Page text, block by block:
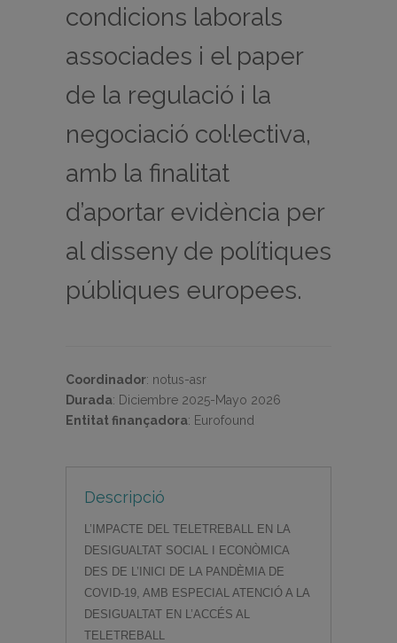
condicions laborals
associades i el paper
de la regulació i la
negociació col·lectiva,
amb la finalitat
d’aportar evidència per
al disseny de polítiques
públiques europees.
Coordinador: notus-asr
Durada: Diciembre 2025-Mayo 2026
Entitat finançadora: Eurofound
Descripció
L’IMPACTE DEL TELETREBALL EN LA
DESIGUALTAT SOCIAL I ECONÒMICA
DES DE L’INICI DE LA PANDÈMIA DE
COVID-19, AMB ESPECIAL ATENCIÓ A LA
DESIGUALTAT EN L’ACCÉS AL
TELETREBALL